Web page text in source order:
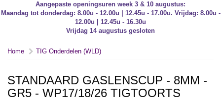
Aangepaste openingsuren week 3 & 10 augustus:
Maandag tot donderdag: 8.00u - 12.00u | 12.45u - 17.00u. Vrijdag: 8.00u -
12.00u | 12.45u - 16.30u
Vrijdag 14 augustus gesloten
Home TIG Onderdelen (WLD)
STANDAARD GASLENSCUP - 8MM -
GR5 - WP17/18/26 TIGTOORTS